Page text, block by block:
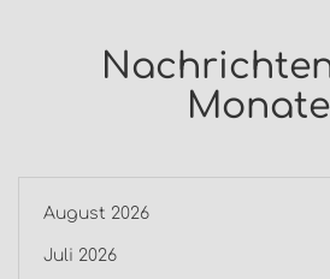
August 2026
Juli 2026